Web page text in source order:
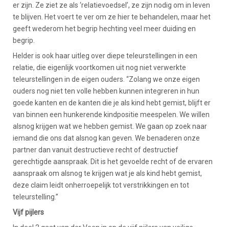
er zijn. Ze ziet ze als ‘relatievoedsel’, ze zijn nodig om in leven
te blijven. Het voert te ver om ze hier te behandelen, maar het
geeft wederom het begrip hechting veel meer duiding en
begrip.
Helder is ook haar uitleg over diepe teleurstellingen in een
relatie, die eigenlijk voortkomen uit nog niet verwerkte
teleurstellingen in de eigen ouders. “Zolang we onze eigen
ouders nog niet ten volle hebben kunnen integreren in hun
goede kanten en de kanten die je als kind hebt gemist, blijft er
van binnen een hunkerende kindpositie meespelen. We willen
alsnog krijgen wat we hebben gemist. We gaan op zoek naar
iemand die ons dat alsnog kan geven. We benaderen onze
partner dan vanuit destructieve recht of destructief
gerechtigde aanspraak. Dit is het gevoelde recht of de ervaren
aanspraak om alsnog te krijgen wat je als kind hebt gemist,
deze claim leidt onherroepelijk tot verstrikkingen en tot
teleurstelling.”
Vijf pijlers